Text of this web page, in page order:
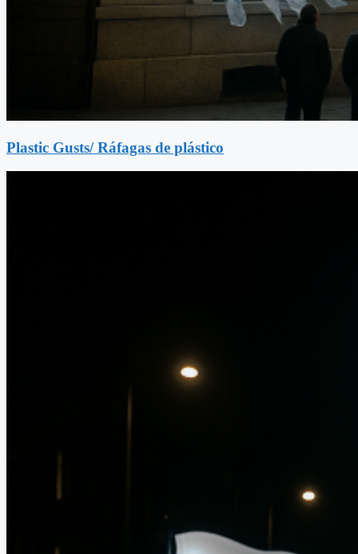
Plastic Gusts/ Ráfagas de plástico